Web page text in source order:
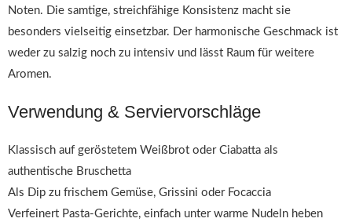
Noten. Die samtige, streichfähige Konsistenz macht sie
besonders vielseitig einsetzbar. Der harmonische Geschmack ist
weder zu salzig noch zu intensiv und lässt Raum für weitere
Aromen.
Verwendung & Serviervorschläge
Klassisch auf geröstetem Weißbrot oder Ciabatta als
authentische Bruschetta
Als Dip zu frischem Gemüse, Grissini oder Focaccia
Verfeinert Pasta-Gerichte, einfach unter warme Nudeln heben